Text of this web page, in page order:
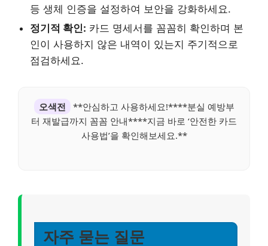
등 생체 인증을 설정하여 보안을 강화하세요.
정기적 확인: 카드 명세서를 꼼꼼히 확인하며 본
인이 사용하지 않은 내역이 있는지 주기적으로
점검하세요.
오색전
**안심하고 사용하세요!****분실 예방부
터 재발급까지 꼼꼼 안내****지금 바로 ‘안전한 카드
사용법’을 확인해보세요.**
자주 묻는 질문